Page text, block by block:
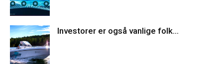
Investorer er også vanlige folk…